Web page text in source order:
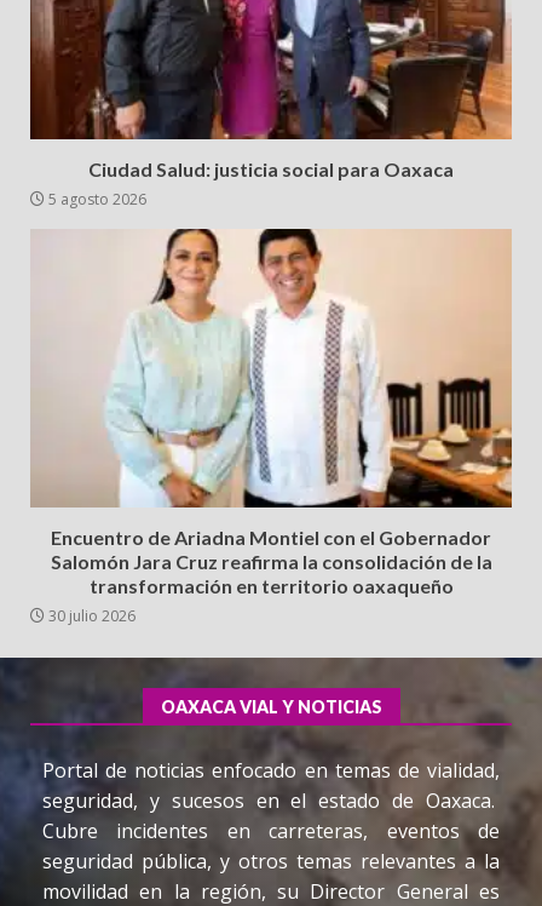
Ciudad Salud: justicia social para Oaxaca
5 agosto 2026
Encuentro de Ariadna Montiel con el Gobernador
Salomón Jara Cruz reafirma la consolidación de la
transformación en territorio oaxaqueño
30 julio 2026
OAXACA VIAL Y NOTICIAS
Portal de noticias enfocado en temas de vialidad,
seguridad, y sucesos en el estado de Oaxaca.
Cubre incidentes en carreteras, eventos de
seguridad pública, y otros temas relevantes a la
movilidad en la región, su Director General es